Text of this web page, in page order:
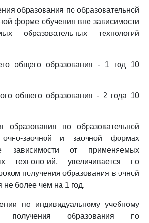
образования по образовательной
форме обучения вне зависимости
образовательных технологий
общего образования - 1 год 10
общего образования - 2 года 10
образования по образовательной
заочной и заочной формах
зависимости от применяемых
технологий, увеличивается по
получения образования в очной
более чем на 1 год.
по индивидуальному учебному
образования по